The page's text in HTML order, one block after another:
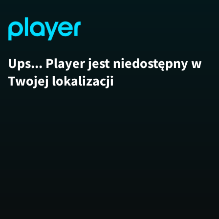
Ups... Player jest niedostępny w
Twojej lokalizacji